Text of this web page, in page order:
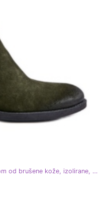
Zazoo 60478 Čizme s visokom petom od brušene kože, izolirane, kopčaju se patentnim zatvaračem, tamnozelene zelena